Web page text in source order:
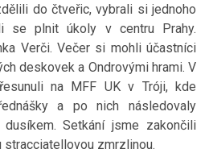
do čtveřic, vybrali si jednoho
se plnit úkoly v centru Prahy.
Verči. Večer si mohli účastníci
deskovek a Ondrovými hrami. V
na MFF UK v Tróji, kde
a po nich následovaly
Setkání jsme zakončili
stracciatellovou zmrzlinou.